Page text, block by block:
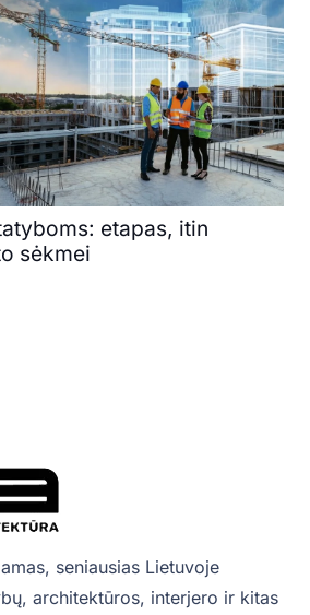
etapas, itin
sėkmei
seniausias Lietuvoje
architektūros, interjero ir kitas